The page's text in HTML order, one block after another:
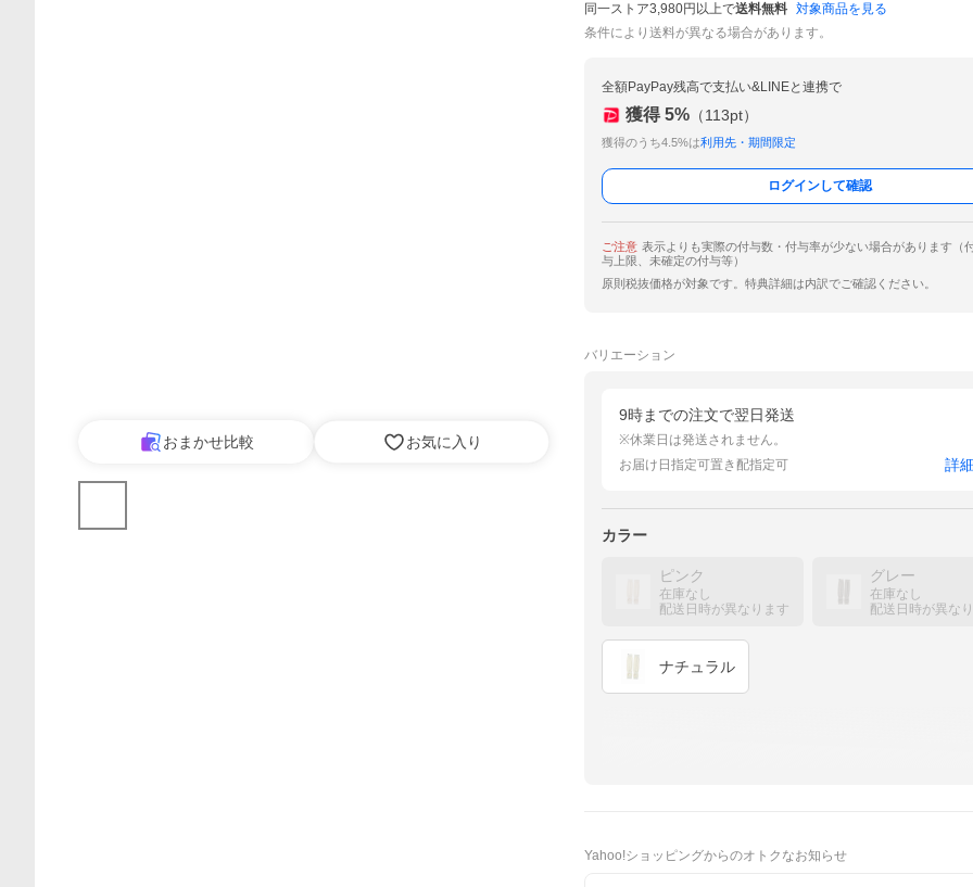
おまかせ比較 お気に入り
同一ストア3,980円以上で送料無料 対象商品を見る
条件により送料が異なる場合があります。
全額PayPay残高で支払い&LINEと連携で
獲得 5% （113pt）
獲得のうち4.5%は利用先・期間限定
ログインして確認
ご注意 表示よりも実際の付与数・付与率が少ない場合があります（
与上限、未確定の付与等）
原則税抜価格が対象です。特典詳細は内訳でご確認ください。
バリエーション
9時までの注文で翌日発送
※休業日は発送されません。
お届け日指定可置き配指定可 詳
カラー
ピンク
在庫なし
配送日時が異なります
グレー
在庫なし
配送日時が異な
ナチュラル
Yahoo!ショッピングからのオトクなお知らせ